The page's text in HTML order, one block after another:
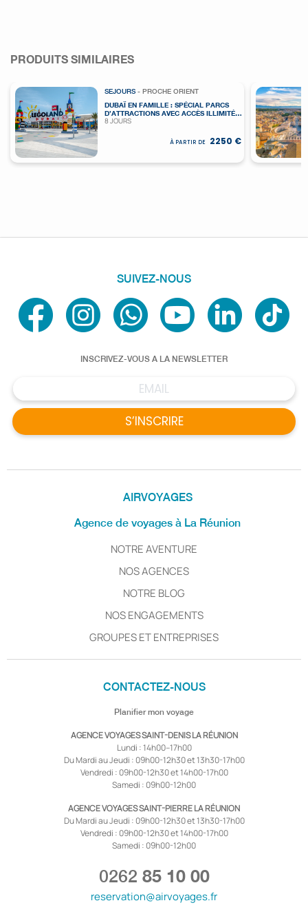
PRODUITS SIMILAIRES
SEJOURS - PROCHE ORIENT
DUBAÏ EN FAMILLE : SPÉCIAL PARCS
D’ATTRACTIONS AVEC ACCÈS ILLIMITÉ
(DE JUIN À SEPTEMBRE)
8 JOURS
À PARTIR DE 2250 €
AIRVOYAGES
Agence de voyages à La Réunion
NOTRE AVENTURE
NOS AGENCES
NOTRE BLOG
NOS ENGAGEMENTS
GROUPES ET ENTREPRISES
SUIVEZ-NOUS
INSCRIVEZ-VOUS A LA NEWSLETTER
S’INSCRIRE
CONTACTEZ-NOUS
Planifier mon voyage
AGENCE VOYAGES SAINT-DENIS LA RÉUNION
Lundi : 14h00–17h00
Du Mardi au Jeudi : 09h00-12h30 et 13h30-17h00
Vendredi : 09h00-12h30 et 14h00-17h00
Samedi : 09h00-12h00
AGENCE VOYAGES SAINT-PIERRE LA RÉUNION
Du Mardi au Jeudi : 09h00-12h30 et 13h30-17h00
Vendredi : 09h00-12h30 et 14h00-17h00
Samedi : 09h00-12h00
0262 85 10 00
reservation@airvoyages.fr